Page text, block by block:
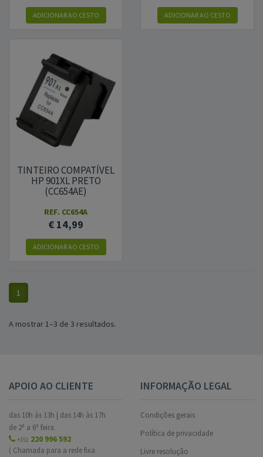
ADICIONARAO CESTO ADICIONARAO CESTO
TINTEIRO COMPATÍVEL
HP 901XL PRETO
(CC654AE)
REF. CC654A
€ 14,99
ADICIONARAO CESTO
1
A mostrar 1–3 de 3 resultados.
APOIO AO CLIENTE
das 10h às 13h | das 14h às 17h
de 2ª a 6ª feira.
+351 220 996 592
( Chamada para a rede fixa
INFORMAÇÃO LEGAL
Condições gerais
Política de privacidade
Livre resolução